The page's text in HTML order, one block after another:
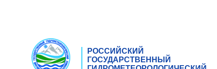
РОССИЙСКИЙ
ГОСУДАРСТВЕННЫЙ